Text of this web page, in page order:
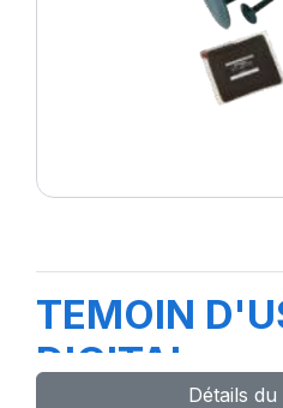
TEMOIN
DIGITAL
Détails